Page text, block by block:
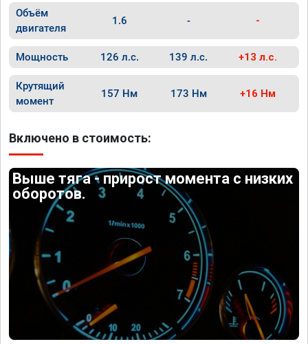
Объём
двигателя
1.6 - -
Мощность 126 л.с. 139 л.с. +13 л.с.
Крутящий
момент
157 Нм 173 Нм +16 Нм
Включено в стоимость:
Выше тяга - прирост момента с низких
оборотов.